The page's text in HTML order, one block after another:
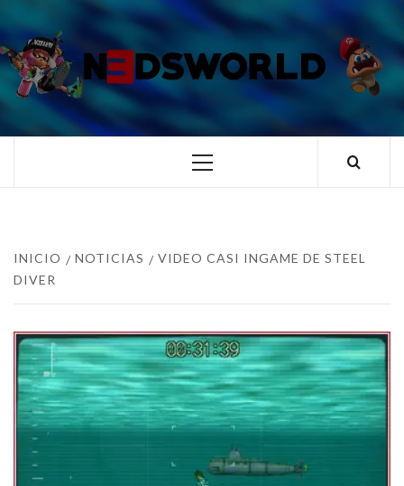
al
contenido
TUS ESPECIALISTAS EN NINTENDO
Menú
INICIO NOTICIAS
VIDEO CASI INGAME DE STEEL
DIVER